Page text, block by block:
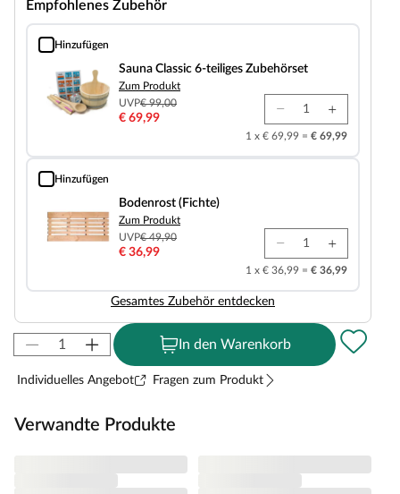
Empfohlenes Zubehör
Hinzufügen
Sauna Classic 6-teiliges Zubehörset
Sauna Classic 6-teiliges Zubehörset
Zum Produkt
UVP€ 99,00
€ 69,99
1 x € 69,99 = € 69,99
Hinzufügen
Bodenrost (Fichte)
Bodenrost (Fichte)
Zum Produkt
UVP€ 49,90
€ 36,99
1 x € 36,99 = € 36,99
Gesamtes Zubehör entdecken
In den Warenkorb
Individuelles Angebot Fragen zum Produkt
Verwandte Produkte